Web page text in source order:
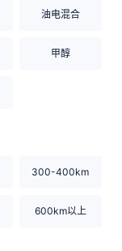
油电混合
甲醇
300-400km
600km以上